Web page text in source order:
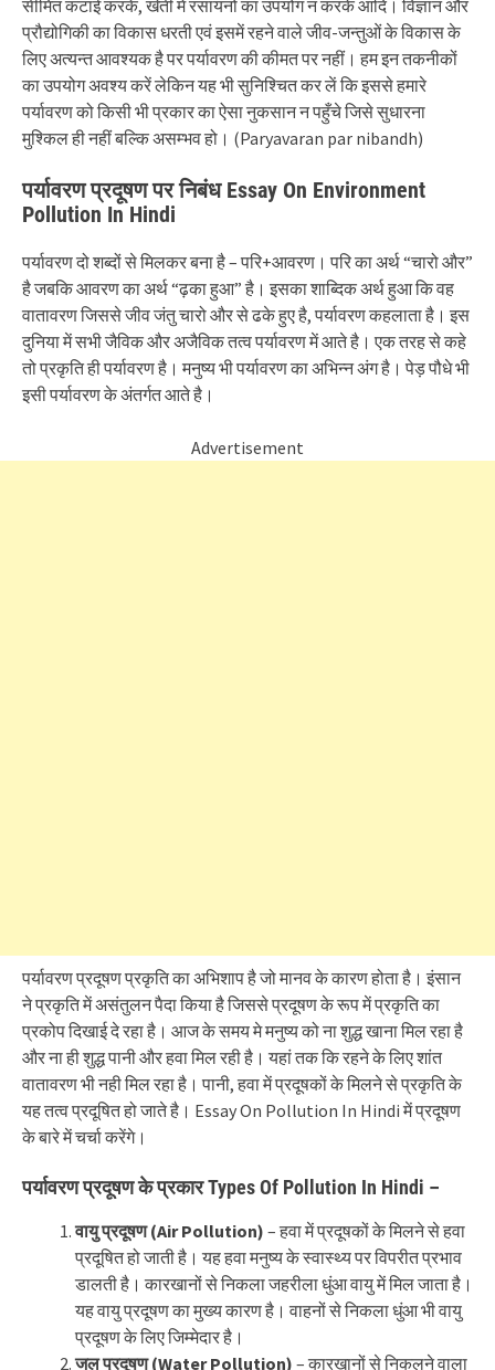
सीमित कटाई करके, खेती में रसायनों का उपयोग न करके आदि। विज्ञान और
प्रौद्योगिकी का विकास धरती एवं इसमें रहने वाले जीव-जन्तुओं के विकास के
लिए अत्यन्त आवश्यक है पर पर्यावरण की कीमत पर नहीं। हम इन तकनीकों
का उपयोग अवश्य करें लेकिन यह भी सुनिश्चित कर लें कि इससे हमारे
पर्यावरण को किसी भी प्रकार का ऐसा नुकसान न पहुँचे जिसे सुधारना
मुश्किल ही नहीं बल्कि असम्भव हो। (Paryavaran par nibandh)
पर्यावरण प्रदूषण पर निबंध Essay On Environment
Pollution In Hindi
पर्यावरण दो शब्दों से मिलकर बना है – परि+आवरण। परि का अर्थ “चारो और”
है जबकि आवरण का अर्थ “ढ़का हुआ” है। इसका शाब्दिक अर्थ हुआ कि वह
वातावरण जिससे जीव जंतु चारो और से ढके हुए है, पर्यावरण कहलाता है। इस
दुनिया में सभी जैविक और अजैविक तत्व पर्यावरण में आते है। एक तरह से कहे
तो प्रकृति ही पर्यावरण है। मनुष्य भी पर्यावरण का अभिन्न अंग है। पेड़ पौधे भी
इसी पर्यावरण के अंतर्गत आते है।
Advertisement
पर्यावरण प्रदूषण प्रकृति का अभिशाप है जो मानव के कारण होता है। इंसान
ने प्रकृति में असंतुलन पैदा किया है जिससे प्रदूषण के रूप में प्रकृति का
प्रकोप दिखाई दे रहा है। आज के समय मे मनुष्य को ना शुद्ध खाना मिल रहा है
और ना ही शुद्ध पानी और हवा मिल रही है। यहां तक कि रहने के लिए शांत
वातावरण भी नही मिल रहा है। पानी, हवा में प्रदूषकों के मिलने से प्रकृति के
यह तत्व प्रदूषित हो जाते है। Essay On Pollution In Hindi में प्रदूषण
के बारे में चर्चा करेंगे।
पर्यावरण प्रदूषण के प्रकार Types Of Pollution In Hindi –
वायु प्रदूषण (Air Pollution) – हवा में प्रदूषकों के मिलने से हवा
प्रदूषित हो जाती है। यह हवा मनुष्य के स्वास्थ्य पर विपरीत प्रभाव
डालती है। कारखानों से निकला जहरीला धुंआ वायु में मिल जाता है।
यह वायु प्रदूषण का मुख्य कारण है। वाहनों से निकला धुंआ भी वायु
प्रदूषण के लिए जिम्मेदार है।
जल प्रदूषण (Water Pollution) – कारखानों से निकलने वाला